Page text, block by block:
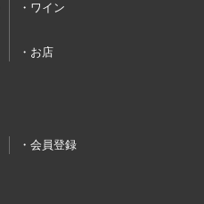
ワイン
お店
会員登録